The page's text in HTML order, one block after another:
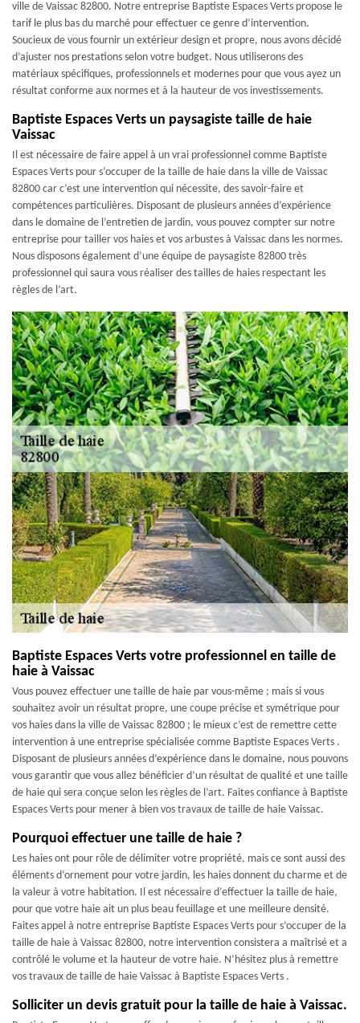
ville de Vaissac 82800. Notre entreprise Baptiste Espaces Verts propose le
tarif le plus bas du marché pour effectuer ce genre d’intervention.
Soucieux de vous fournir un extérieur design et propre, nous avons décidé
d’ajuster nos prestations selon votre budget. Nous utiliserons des
matériaux spécifiques, professionnels et modernes pour que vous ayez un
résultat conforme aux normes et à la hauteur de vos investissements.
Baptiste Espaces Verts un paysagiste taille de haie
Vaissac
Il est nécessaire de faire appel à un vrai professionnel comme Baptiste
Espaces Verts pour s’occuper de la taille de haie dans la ville de Vaissac
82800 car c’est une intervention qui nécessite, des savoir-faire et
compétences particulières. Disposant de plusieurs années d’expérience
dans le domaine de l’entretien de jardin, vous pouvez compter sur notre
entreprise pour tailler vos haies et vos arbustes à Vaissac dans les normes.
Nous disposons également d’une équipe de paysagiste 82800 très
professionnel qui saura vous réaliser des tailles de haies respectant les
règles de l’art.
Baptiste Espaces Verts votre professionnel en taille de
haie à Vaissac
Vous pouvez effectuer une taille de haie par vous-même ; mais si vous
souhaitez avoir un résultat propre, une coupe précise et symétrique pour
vos haies dans la ville de Vaissac 82800 ; le mieux c’est de remettre cette
intervention à une entreprise spécialisée comme Baptiste Espaces Verts .
Disposant de plusieurs années d’expérience dans le domaine, nous pouvons
vous garantir que vous allez bénéficier d’un résultat de qualité et une taille
de haie qui sera conçue selon les règles de l’art. Faites confiance à Baptiste
Espaces Verts pour mener à bien vos travaux de taille de haie Vaissac.
Pourquoi effectuer une taille de haie ?
Les haies ont pour rôle de délimiter votre propriété, mais ce sont aussi des
éléments d’ornement pour votre jardin, les haies donnent du charme et de
la valeur à votre habitation. Il est nécessaire d’effectuer la taille de haie,
pour que votre haie ait un plus beau feuillage et une meilleure densité.
Faites appel à notre entreprise Baptiste Espaces Verts pour s’occuper de la
taille de haie à Vaissac 82800, notre intervention consistera a maîtrisé et a
contrôlé le volume et la hauteur de votre haie. N’hésitez plus à remettre
vos travaux de taille de haie Vaissac à Baptiste Espaces Verts .
Solliciter un devis gratuit pour la taille de haie à Vaissac.